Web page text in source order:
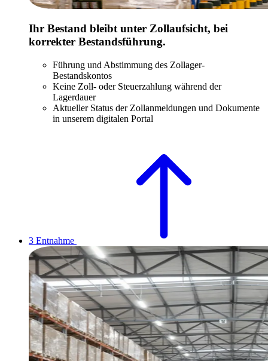
Ihr Bestand bleibt unter Zollaufsicht, bei
korrekter Bestandsführung.
Führung und Abstimmung des Zollager-
Bestandskontos
Keine Zoll- oder Steuerzahlung während der
Lagerdauer
Aktueller Status der Zollanmeldungen und Dokumente
in unserem digitalen Portal
3 Entnahme